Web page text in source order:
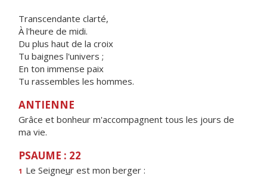
Transcendante clarté,
À l'heure de midi.
Du plus haut de la croix
Tu baignes l'univers ;
En ton immense paix
Tu rassembles les hommes.
ANTIENNE
Grâce et bonheur m'accompagnent tous les jours de
ma vie.
PSAUME : 22
1 Le Seigneur est mon berger :